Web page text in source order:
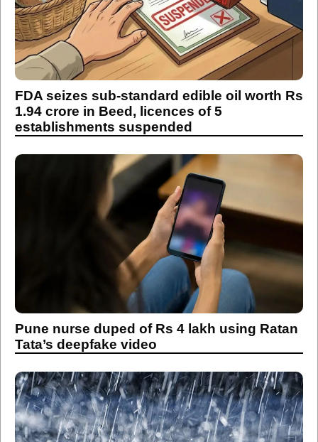
FDA seizes sub-standard edible oil worth Rs
1.94 crore in Beed, licences of 5
establishments suspended
Pune nurse duped of Rs 4 lakh using Ratan
Tata’s deepfake video